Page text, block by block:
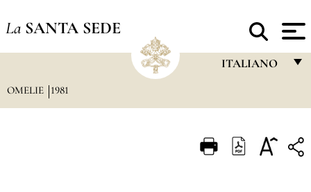
La SANTA SEDE
ITALIANO
ITALIANO
OMELIE 1981